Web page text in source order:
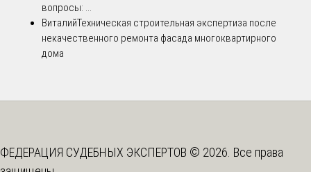
вопросы: ...
ВиталийТехническая строительная экспертиза после
некачественного ремонта фасада многоквартирного
дома
ФЕДЕРАЦИЯ СУДЕБНЫХ ЭКСПЕРТОВ © 2026. Все права